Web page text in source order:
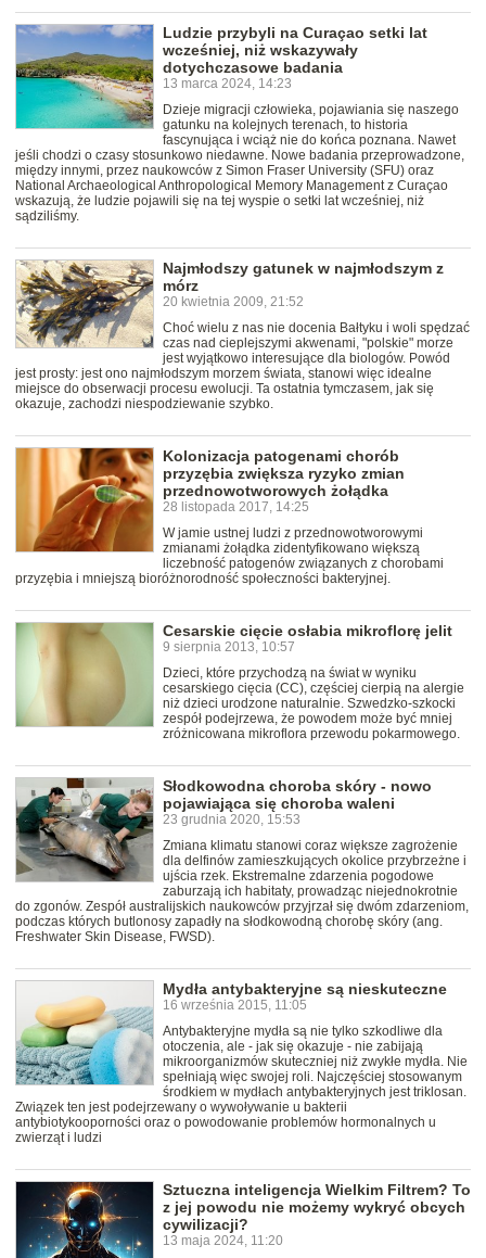
Ludzie przybyli na Curaçao setki lat
wcześniej, niż wskazywały
dotychczasowe badania
13 marca 2024, 14:23
Dzieje migracji człowieka, pojawiania się naszego
gatunku na kolejnych terenach, to historia
fascynująca i wciąż nie do końca poznana. Nawet
jeśli chodzi o czasy stosunkowo niedawne. Nowe badania przeprowadzone,
między innymi, przez naukowców z Simon Fraser University (SFU) oraz
National Archaeological Anthropological Memory Management z Curaçao
wskazują, że ludzie pojawili się na tej wyspie o setki lat wcześniej, niż
sądziliśmy.
Najmłodszy gatunek w najmłodszym z
mórz
20 kwietnia 2009, 21:52
Choć wielu z nas nie docenia Bałtyku i woli spędzać
czas nad cieplejszymi akwenami, "polskie" morze
jest wyjątkowo interesujące dla biologów. Powód
jest prosty: jest ono najmłodszym morzem świata, stanowi więc idealne
miejsce do obserwacji procesu ewolucji. Ta ostatnia tymczasem, jak się
okazuje, zachodzi niespodziewanie szybko.
Kolonizacja patogenami chorób
przyzębia zwiększa ryzyko zmian
przednowotworowych żołądka
28 listopada 2017, 14:25
W jamie ustnej ludzi z przednowotworowymi
zmianami żołądka zidentyfikowano większą
liczebność patogenów związanych z chorobami
przyzębia i mniejszą bioróżnorodność społeczności bakteryjnej.
Cesarskie cięcie osłabia mikroflorę jelit
9 sierpnia 2013, 10:57
Dzieci, które przychodzą na świat w wyniku
cesarskiego cięcia (CC), częściej cierpią na alergie
niż dzieci urodzone naturalnie. Szwedzko-szkocki
zespół podejrzewa, że powodem może być mniej
zróżnicowana mikroflora przewodu pokarmowego.
Słodkowodna choroba skóry - nowo
pojawiająca się choroba waleni
23 grudnia 2020, 15:53
Zmiana klimatu stanowi coraz większe zagrożenie
dla delfinów zamieszkujących okolice przybrzeżne i
ujścia rzek. Ekstremalne zdarzenia pogodowe
zaburzają ich habitaty, prowadząc niejednokrotnie
do zgonów. Zespół australijskich naukowców przyjrzał się dwóm zdarzeniom,
podczas których butlonosy zapadły na słodkowodną chorobę skóry (ang.
Freshwater Skin Disease, FWSD).
Mydła antybakteryjne są nieskuteczne
16 września 2015, 11:05
Antybakteryjne mydła są nie tylko szkodliwe dla
otoczenia, ale - jak się okazuje - nie zabijają
mikroorganizmów skuteczniej niż zwykłe mydła. Nie
spełniają więc swojej roli. Najczęściej stosowanym
środkiem w mydłach antybakteryjnych jest triklosan.
Związek ten jest podejrzewany o wywoływanie u bakterii
antybiotykooporności oraz o powodowanie problemów hormonalnych u
zwierząt i ludzi
Sztuczna inteligencja Wielkim Filtrem? To
z jej powodu nie możemy wykryć obcych
cywilizacji?
13 maja 2024, 11:20